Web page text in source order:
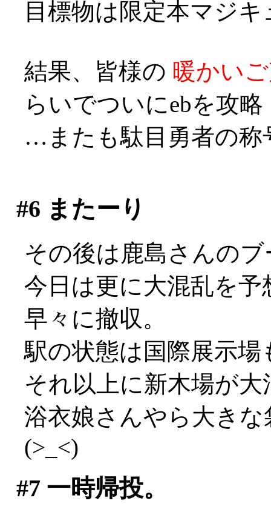
目標物は限定本マジ
結果、皆様の 暖かい
らいでついにebを攻略
…またも駄目勇者の
#6 またーり
その後は鹿島さんの
今日は更に大混乱を
早々に撤収。
駅の状態は国際展示
それ以上に新木場が大
浴衣娘さんやら大き
(>_<)
#7 一時帰投。